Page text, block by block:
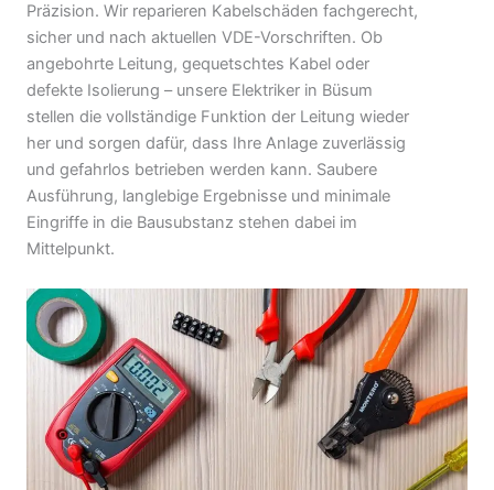
Präzision. Wir reparieren Kabelschäden fachgerecht,
sicher und nach aktuellen VDE-Vorschriften. Ob
angebohrte Leitung, gequetschtes Kabel oder
defekte Isolierung – unsere Elektriker in Büsum
stellen die vollständige Funktion der Leitung wieder
her und sorgen dafür, dass Ihre Anlage zuverlässig
und gefahrlos betrieben werden kann. Saubere
Ausführung, langlebige Ergebnisse und minimale
Eingriffe in die Bausubstanz stehen dabei im
Mittelpunkt.